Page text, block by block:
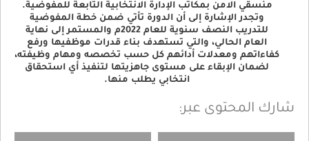
منسقي الامن بمكاتب الإدارة الانتخابية التابعة للمفوضية.
وتجدر الإشارة إلى أن الدورة تأتي ضمن خطة المفوضية
للتدريب النصف سنوية للعام 2022م والمستمر إلى نهاية
العام الحالي، والتي تستهدف بناء قدرات موظفيها ورفع
كفاءاتهم ومعدلات أدائهم كل حسب تخصصه ومهام وظيفته،
لضمان الإبقاء على مستوى جاهزيتها لتنفيذ أي استحقاق
انتخابي يطلب منها.
شارك المحتوى عبر: